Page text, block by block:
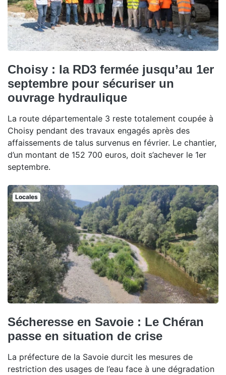
Choisy : la RD3 fermée jusqu’au 1er
septembre pour sécuriser un
ouvrage hydraulique
La route départementale 3 reste totalement coupée à
Choisy pendant des travaux engagés après des
affaissements de talus survenus en février. Le chantier,
d’un montant de 152 700 euros, doit s’achever le 1er
septembre.
Locales
Sécheresse en Savoie : Le Chéran
passe en situation de crise
La préfecture de la Savoie durcit les mesures de
restriction des usages de l’eau face à une dégradation